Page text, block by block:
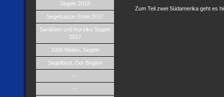
Segeln 2018
Segelsaison Ende 2017
Sardinien und Korsika Segeln
2017
1000 Meilen, Segeln
Segelboot, Der Beginn
---
---
Zum Teil zwei Südamerika geht es